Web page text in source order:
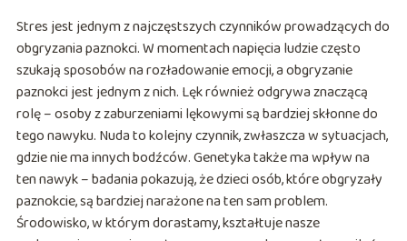
Stres jest jednym z najczęstszych czynników prowadzących do
obgryzania paznokci. W momentach napięcia ludzie często
szukają sposobów na rozładowanie emocji, a obgryzanie
paznokci jest jednym z nich. Lęk również odgrywa znaczącą
rolę – osoby z zaburzeniami lękowymi są bardziej skłonne do
tego nawyku. Nuda to kolejny czynnik, zwłaszcza w sytuacjach,
gdzie nie ma innych bodźców. Genetyka także ma wpływ na
ten nawyk – badania pokazują, że dzieci osób, które obgryzały
paznokcie, są bardziej narażone na ten sam problem.
Środowisko, w którym dorastamy, kształtuje nasze